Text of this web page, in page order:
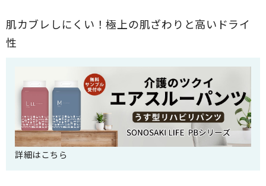
肌カブレしにくい！極上の肌ざわりと高いドライ
性
詳細はこちら